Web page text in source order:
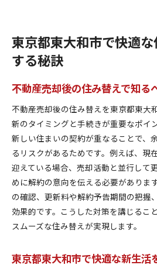
東京都東大和市で快適
する秘訣
不動産売却後の住み替えで知る
不動産売却後の住み替えを東京都東大
新のタイミングと手続きが重要なポイ
新しい住まいの契約が重なることで、
るリスクがあるためです。例えば、現
迎えている場合、売却活動と並行して
めに解約の意向を伝える必要がありま
の確認、更新料や解約予告期間の把握
効果的です。こうした対策を講じるこ
スムーズな住み替えが実現します。
東京都東大和市で快適な新生活